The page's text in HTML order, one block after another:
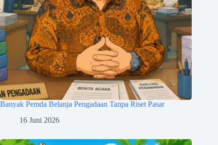
Banyak Pemda Belanja Pengadaan Tanpa Riset Pasar
16 Juni 2026